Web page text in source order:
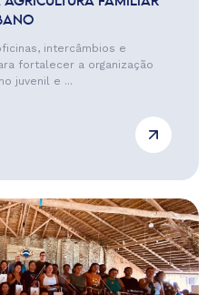
intercâmbios e
fortalecer a organização
juvenil e ...